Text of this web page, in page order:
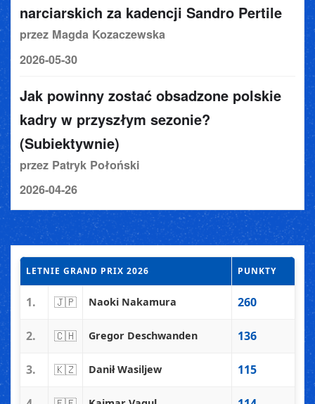
narciarskich za kadencji Sandro Pertile
przez Magda Kozaczewska
2026-05-30
Jak powinny zostać obsadzone polskie
kadry w przyszłym sezonie?
(Subiektywnie)
przez Patryk Połoński
2026-04-26
LETNIE GRAND PRIX 2026 PUNKTY
1. 🇯🇵 Naoki Nakamura 260
2. 🇨🇭 Gregor Deschwanden 136
3. 🇰🇿 Danił Wasiljew 115